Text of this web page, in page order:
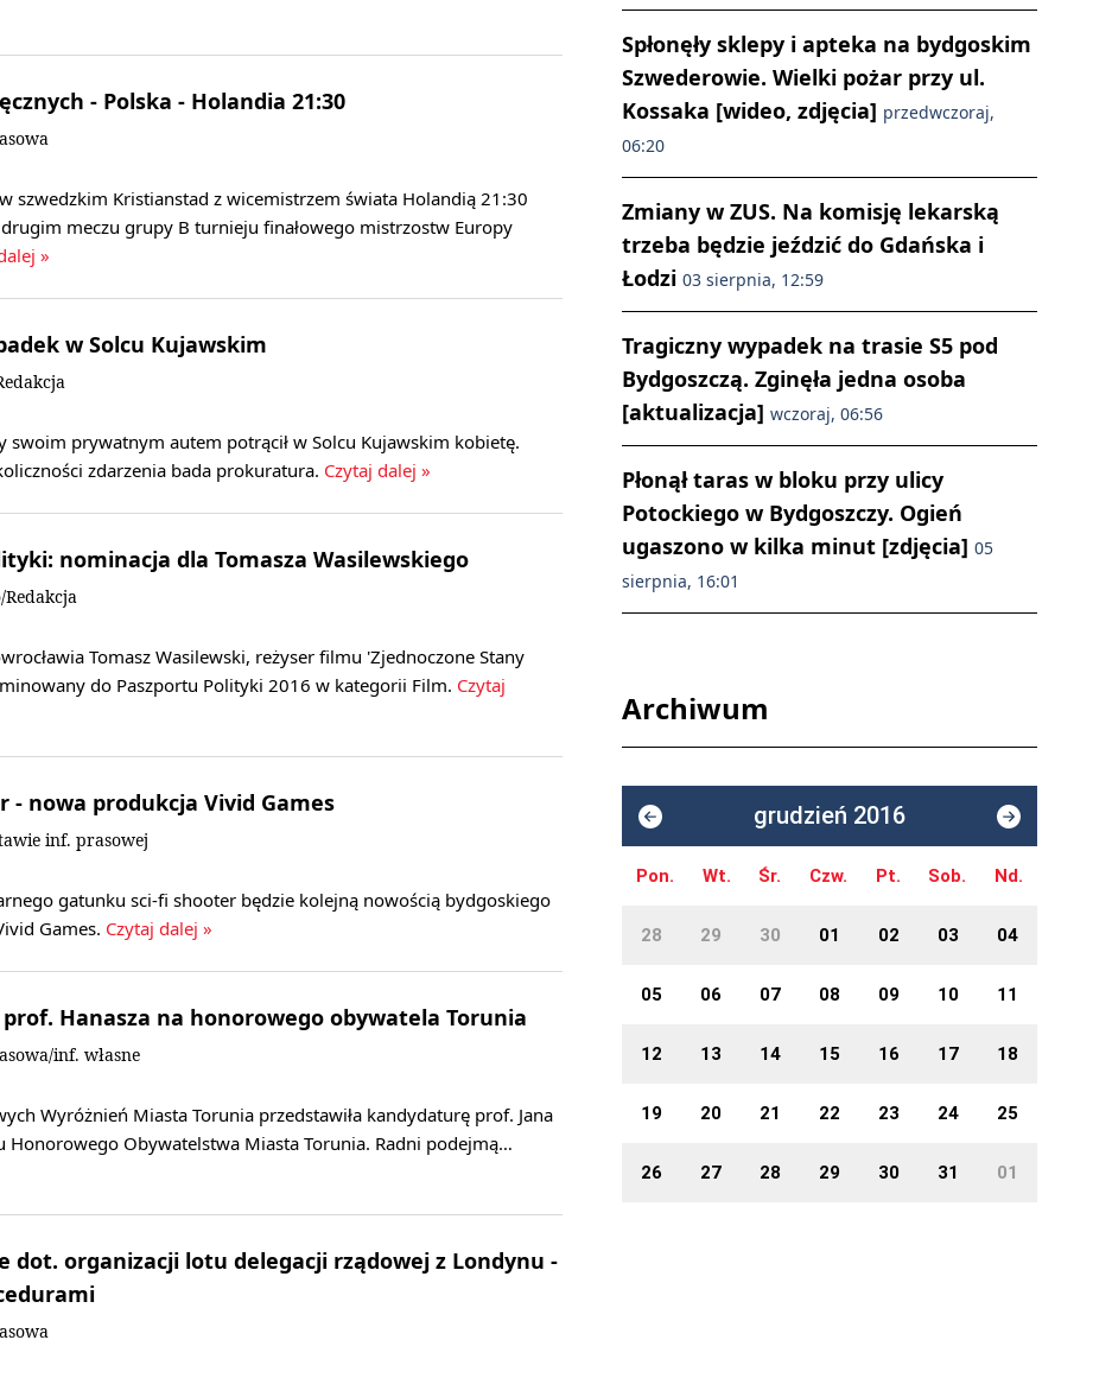
- Polska - Holandia 21:30
szwedzkim Kristianstad z wicemistrzem świata Holandią 21:30
meczu grupy B turnieju finałowego mistrzostw Europy
»
w Solcu Kujawskim
swoim prywatnym autem potrącił w Solcu Kujawskim kobietę.
zdarzenia bada prokuratura. Czytaj dalej »
nominacja dla Tomasza Wasilewskiego
Redakcja
Tomasz Wasilewski, reżyser filmu 'Zjednoczone Stany
do Paszportu Polityki 2016 w kategorii Film. Czytaj
- nowa produkcja Vivid Games
inf. prasowej
gatunku sci-fi shooter będzie kolejną nowością bydgoskiego
Games. Czytaj dalej »
Hanasza na honorowego obywatela Torunia
inf. własne
Wyróżnień Miasta Torunia przedstawiła kandydaturę prof. Jana
Honorowego Obywatelstwa Miasta Torunia. Radni podejmą…
dot. organizacji lotu delegacji rządowej z Londynu -
Spłonęły sklepy i apteka na bydgoskim
Szwederowie. Wielki pożar przy ul.
Kossaka [wideo, zdjęcia] przedwczoraj,
06:20
Zmiany w ZUS. Na komisję lekarską
trzeba będzie jeździć do Gdańska i
Łodzi 03 sierpnia, 12:59
Tragiczny wypadek na trasie S5 pod
Bydgoszczą. Zginęła jedna osoba
[aktualizacja] wczoraj, 06:56
Płonął taras w bloku przy ulicy
Potockiego w Bydgoszczy. Ogień
ugaszono w kilka minut [zdjęcia] 05
sierpnia, 16:01
Archiwum
grudzień 2016
Pon. Wt. Śr. Czw. Pt. Sob. Nd.
28 29 30 01 02 03 04
05 06 07 08 09 10 11
12 13 14 15 16 17 18
19 20 21 22 23 24 25
26 27 28 29 30 31 01